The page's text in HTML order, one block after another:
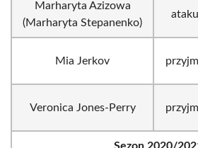
Marharyta Azizowa
(Marharyta Stepanenko)
Mia Jerkov
Veronica Jones-Perry